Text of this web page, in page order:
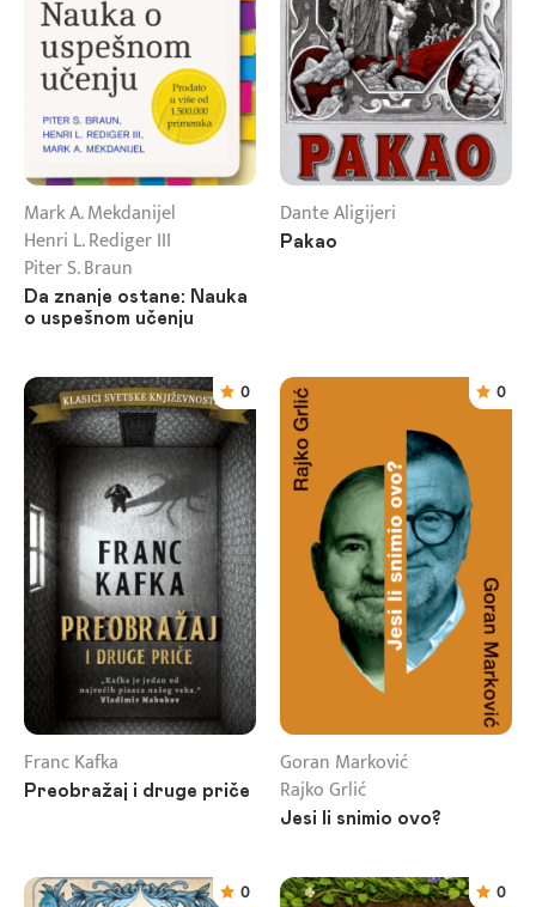
Mark A. Mekdanijel
Henri L. Rediger III
Piter S. Braun
Da znanje ostane: Nauka
o uspešnom učenju
Dante Aligijeri
Pakao
0
Franc Kafka
Preobražaj i druge priče
0
Goran Marković
Rajko Grlić
Jesi li snimio ovo?
0 0